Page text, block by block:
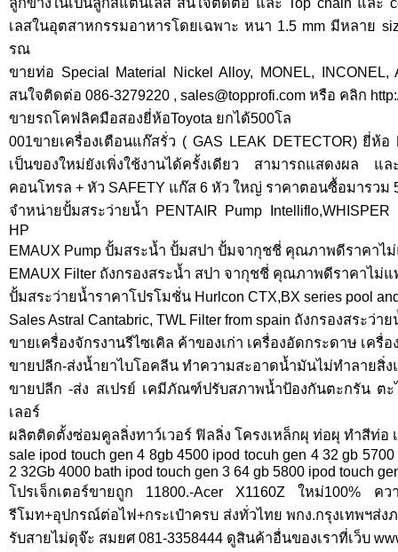
เลสในอุตสาหกรรมอาหารโดยเฉพาะ หนา 1.5 mm มีหลาย
รณ
ขายท่อ Special Material Nickel Alloy, MONEL, INCONEL,
สนใจติดต่อ 086-3279220 , sales@topprofi.com หรือ คลิก
ขายรถโคฟลิคมือสองยี่ห้อToyota ยกได้500โล
001ขายเครื่องเตือนแก๊สรั่ว ( GAS LEAK DETECTOR) ยี่ห้
เป็นของใหม่ยังเพิ่งใช้งานได้ครั้งเดียว สามารถแสดงผล
คอนโทรล + หัว SAFETY แก๊ส 6 หัว ใหญ่ ราคาตอนซื้อมารวม
จำหน่ายปั้มสระว่ายน้ำ PENTAIR Pump Intelliflo,WHISPER
HP
EMAUX Pump ปั้มสระน้ำ ปั้มสปา ปั้มจากุชชี่ คุณภาพดีราคาไ
EMAUX Filter ถังกรองสระน้ำ สปา จากุชชี่ คุณภาพดีราคาไม่แ
ปั้มสระว่ายน้ำราคาโปรโมชั่น Hurlcon CTX,BX series pool
Sales Astral Cantabric, TWL Filter from spain ถังกรองสระว่
ขายเครื่องจักรงานรีไซเคิล ค้าของเก่า เครื่องอัดกระดาษ เครื่
ขายปลีก-ส่งน้ำยาไบโอคลีน ทำความสะอาดน้ำมันไม่ทำลายสิ่
ขายปลีก -ส่ง สเปรย์ เคมีภัณฑ์ปรับสภาพน้ำป้องกันตะกรัน ต
เลอร์
ผลิตติดตั้งซ่อมคูลลิ่งทาว์เวอร์ ฟิลลิ่ง โครงเหล็กผุ ท่อผุ ทำสีท่อ
sale ipod touch gen 4 8gb 4500 ipod tocuh gen 4 32 gb
2 32Gb 4000 bath ipod touch gen 3 64 gb 5800 ipod touch
โปรเจ็กเตอร์ขายถูก 11800.-Acer X1160Z ใหม่100% ค
รีโมท+อุปกรณ์ต่อไฟ+กระเป๋าครบ ส่งทั่วไทย พกง.กรุงเทพฯส่
รับสายไม่ดุจ๊ะ สมยศ 081-3358444 ดูสินค้าอื่นของเราที่เว็บ